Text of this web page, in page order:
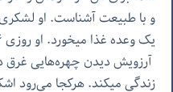
و با طبیعت آشناست. او لشکری
آرزویش دیدن چهره‌هایی
زندگی میکند. هرکجا می‌رود